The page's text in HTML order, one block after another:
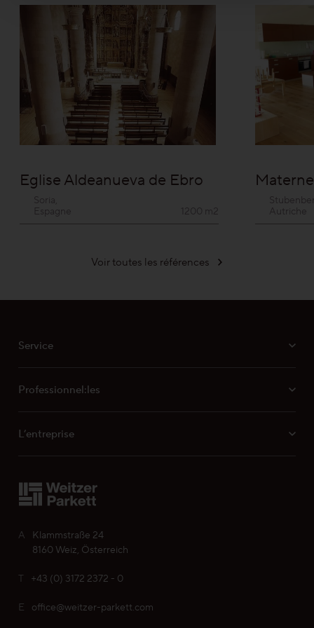
Votre liste de souhaits personnelle
Choisir la langue ( FR
Eglise Aldeanueva de Ebro
Soria,
Espagne
1200 m2
Autriche
Voir toutes les références
A
Klammstraße 24
8160 Weiz, Österreich
T +43 (0) 3172 2372 - 0
E office@weitzer-parkett.com
Service
Professionnel:les
L’entreprise